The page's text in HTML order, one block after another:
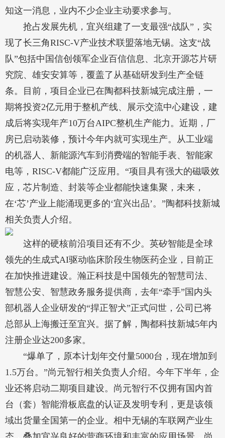
知这一消息，业内不少企业主动要求参与。
抢占发展先机，宜兴组建了一支最强“战队”，实
现了长三角RISC-V产业技术联盟落地无锡。这支“战
队”包括中国信创领军企业百信信息、北京开源芯片研
究院、雄安安算等，覆盖了从基础研发到生产全链
条。目前，项目企业已在陶都科技新城完成注册，一
期将投资2亿元用于整机产线、展示交流中心建设，建
成后将实现年产10万台AIPC整机生产能力。近期，厂
房已启动装修，预计今年内就可实现生产。从工业端
的机器人、新能源汽车到消费端的智能手表、智能家
电等，RISC-V都能广泛应用。“项目具有强大的磁吸效
应，芯片制造、封装等企业都能快速集聚，未来，
在‘芯’产业上能涌现更多的‘宜兴出品’。”陶都科技新城
相关负责人介绍。
这样的硬核前沿项目还有不少。英矽智能是全球
领先的生成式AI驱动临床阶段生物医药企业，目前正
在加快推进建设。瀚正科技是中国领先的智慧司法、
智慧公安、智慧政务服务提供商，去年“牵手”国内头
部机器人企业研发的“捍正智犬”正式问世，公司已将
总部从上海搬迁至宜兴。据了解，陶都科技新城5年内
注册企业达200多家。
“爆单了，原本计划年交付量5000台，现在增加到
1.5万台。”尚元智行相关负责人介绍。今年下半年，企
业还将启动二期项目建设。尚元智行不仅拥有国内首
台（套）智能滑板底盘的认证及发明专利，更是该领
域出货量全国第一的企业。相中无锡的车联网产业生